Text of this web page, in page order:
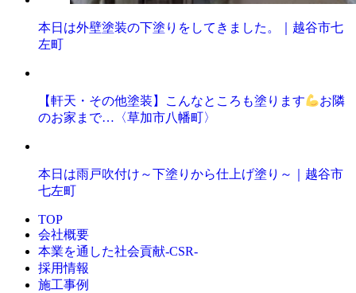
本日は外壁塗装の下塗りをしてきました。｜越谷市七
左町
【軒天・その他塗装】こんなところも塗ります
お隣
のお家まで…〈草加市八幡町〉
本日は雨戸吹付け～下塗りから仕上げ塗り～｜越谷市
七左町
TOP
会社概要
本業を通した社会貢献-CSR-
採用情報
施工事例